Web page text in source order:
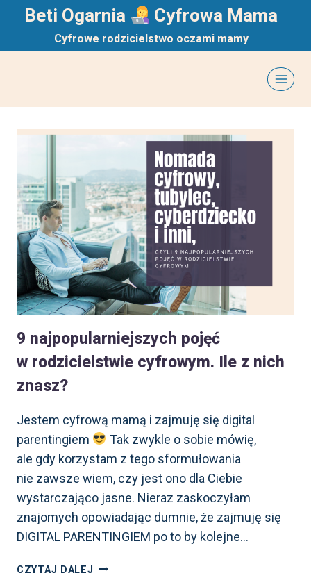
PrzejdźBeti Ogarnia Cyfrowa Mama
Cyfrowe rodzicielstwo oczami mamy
9 najpopularniejszych pojęć
w rodzicielstwie cyfrowym. Ile z nich
znasz?
Jestem cyfrową mamą i zajmuję się digital
parentingiem
Tak zwykle o sobie mówię,
ale gdy korzystam z tego sformułowania
nie zawsze wiem, czy jest ono dla Ciebie
wystarczająco jasne. Nieraz zaskoczyłam
znajomych opowiadając dumnie, że zajmuję się
DIGITAL PARENTINGIEM po to by kolejne…
CZYTAJ DALEJ 9